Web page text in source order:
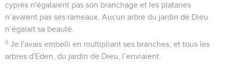
cyprès n'égalaient pas son branchage et les platanes
n’avaient pas ses rameaux. Aucun arbre du jardin de Dieu
n’égalait sa beauté.
9 Je l'avais embelli en multipliant ses branches, et tous les
arbres d'Eden, du jardin de Dieu, l’enviaient.